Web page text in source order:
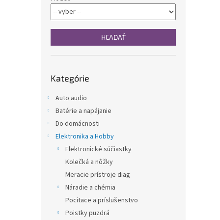
HĽADAŤ
kategórie
Kategórie
Auto audio
Batérie a napájanie
Do domácnosti
Elektronika a Hobby
Elektronické súčiastky
Kolečká a nôžky
Meracie prístroje diag
Náradie a chémia
Pocitace a príslušenstvo
Poistky puzdrá